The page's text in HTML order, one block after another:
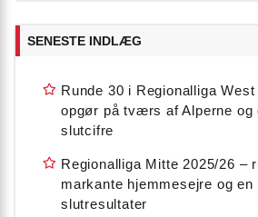
SENESTE INDLÆG
Runde 30 i Regionalliga
opgør på tværs af Alperne og
slutcifre
Regionalliga Mitte 2025/26 –
markante hjemmesejre og
slutresultater